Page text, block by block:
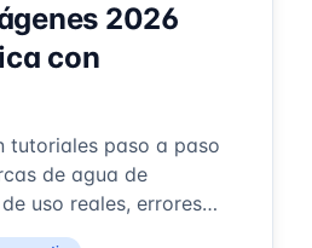
2026
con
tutoriales paso a paso
de agua de
uso reales, errores
para cada situación.